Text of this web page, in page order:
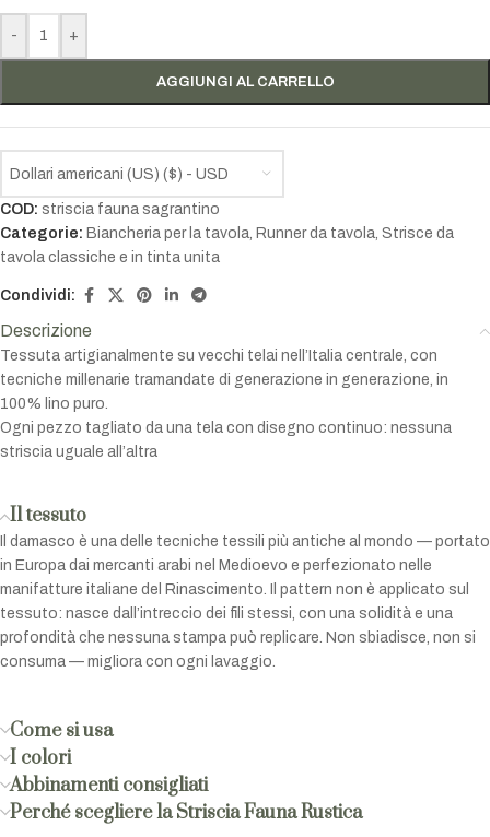
- +
AGGIUNGI AL CARRELLO
Dollari americani (US) ($) - USD
COD: striscia fauna sagrantino
Categorie: Biancheria per la tavola, Runner da tavola, Strisce da
tavola classiche e in tinta unita
Condividi:
Descrizione
Tessuta artigianalmente su vecchi telai nell’Italia centrale, con
tecniche millenarie tramandate di generazione in generazione, in
100% lino puro.
Ogni pezzo tagliato da una tela con disegno continuo: nessuna
striscia uguale all’altra
Il tessuto
Il damasco è una delle tecniche tessili più antiche al mondo — portato
in Europa dai mercanti arabi nel Medioevo e perfezionato nelle
manifatture italiane del Rinascimento. Il pattern non è applicato sul
tessuto: nasce dall’intreccio dei fili stessi, con una solidità e una
profondità che nessuna stampa può replicare. Non sbiadisce, non si
consuma — migliora con ogni lavaggio.
Come si usa
I colori
Abbinamenti consigliati
Perché scegliere la Striscia Fauna Rustica